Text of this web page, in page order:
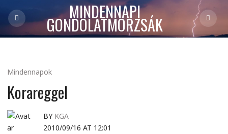
MINDENNAPI
GONDOLATMORZSÁK
Mindennapok
Korareggel
BY KGA
2010/09/16 AT 12:01